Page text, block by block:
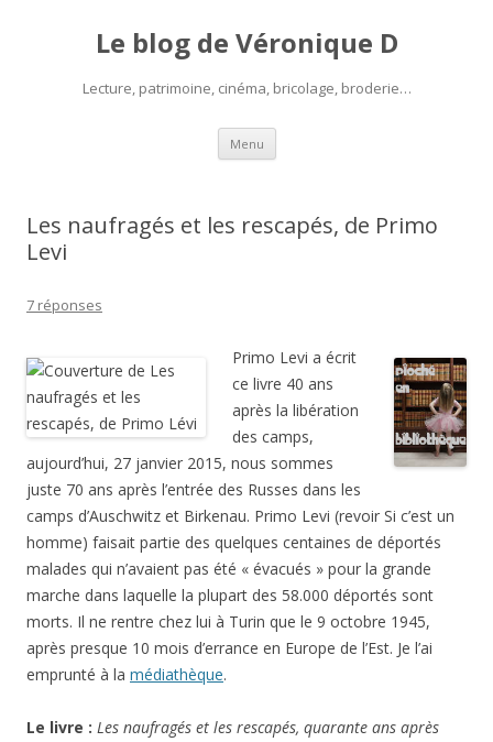
Le blog de Véronique D
Lecture, patrimoine, cinéma, bricolage, broderie…
Menu Aller
contenu
Les naufragés et les rescapés, de Primo
Levi
7 réponses
Primo Levi a écrit
ce livre 40 ans
après la libération
des camps,
aujourd’hui, 27 janvier 2015, nous sommes
juste 70 ans après l’entrée des Russes dans les
camps d’Auschwitz et Birkenau. Primo Levi (revoir Si c’est un
homme) faisait partie des quelques centaines de déportés
malades qui n’avaient pas été « évacués » pour la grande
marche dans laquelle la plupart des 58.000 déportés sont
morts. Il ne rentre chez lui à Turin que le 9 octobre 1945,
après presque 10 mois d’errance en Europe de l’Est. Je l’ai
emprunté à la médiathèque.
Le livre : Les naufragés et les rescapés, quarante ans après